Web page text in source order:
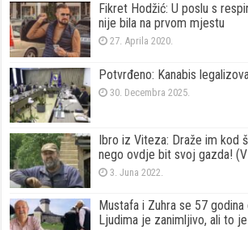
Fikret Hodžić: U poslu s
nije bila na prvom mjestu
27. Aprila 2020.
Potvrđeno: Kanabis
30. Decembra 2025.
Ibro iz Viteza: Draže im kod
nego ovdje bit svoj gazda!
3. Juna 2022.
Mustafa i Zuhra se 57
Ljudima je zanimljivo, ali to